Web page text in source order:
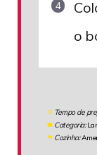
o
Tempo de
Categoria:
Cozinha: